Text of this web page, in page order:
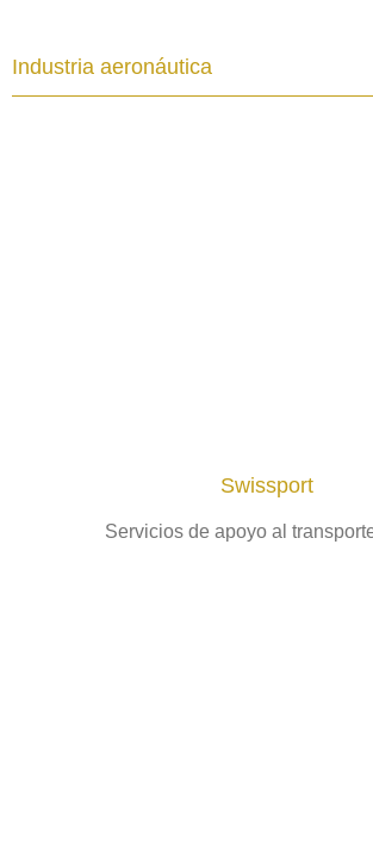
Industria aeronáutica
Swissport
Servicios de apoyo al